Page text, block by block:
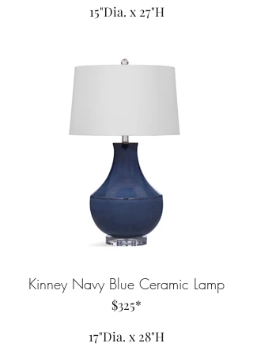
15"Dia. x 27"H
Kinney Navy Blue Ceramic Lamp
$325*
17"Dia. x 28"H